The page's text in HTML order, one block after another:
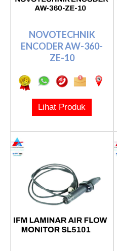
NOVOTECHNIK
ENCODER AW-360-
ZE-10
Lihat Produk